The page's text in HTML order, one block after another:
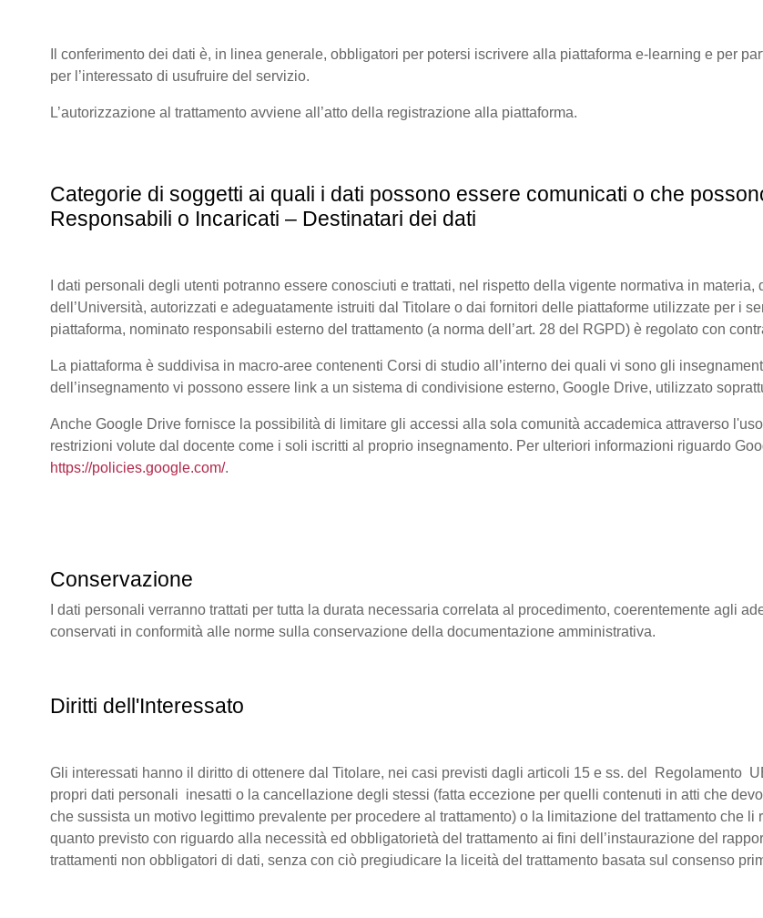
Il conferimento dei dati è, in linea generale, obbligatori per potersi iscrivere alla piattaforma e-learning e per
per l’interessato di usufruire del servizio.
L’autorizzazione al trattamento avviene all’atto della registrazione alla piattaforma.
Categorie di soggetti ai quali i dati possono essere comunicati o che
Responsabili o Incaricati – Destinatari dei dati
I dati personali degli utenti potranno essere conosciuti e trattati, nel rispetto della vigente normativa in
dell’Università, autorizzati e adeguatamente istruiti dal Titolare o dai fornitori delle piattaforme utilizzate per i
piattaforma, nominato responsabili esterno del trattamento (a norma dell’art. 28 del RGPD) è regolato con
La piattaforma è suddivisa in macro-aree contenenti Corsi di studio all’interno dei quali vi sono gli
dell’insegnamento vi possono essere link a un sistema di condivisione esterno, Google Drive, utilizzato
Anche Google Drive fornisce la possibilità di limitare gli accessi alla sola comunità accademica attraverso
restrizioni volute dal docente come i soli iscritti al proprio insegnamento. Per ulteriori informazioni riguardo
https://policies.google.com/.
Conservazione
I dati personali verranno trattati per tutta la durata necessaria correlata al procedimento, coerentemente agli
conservati in conformità alle norme sulla conservazione della documentazione amministrativa.
Diritti dell'Interessato
Gli interessati hanno il diritto di ottenere dal Titolare, nei casi previsti dagli articoli 15 e ss. del Regolamento
propri dati personali inesatti o la cancellazione degli stessi (fatta eccezione per quelli contenuti in atti che
che sussista un motivo legittimo prevalente per procedere al trattamento) o la limitazione del trattamento che
quanto previsto con riguardo alla necessità ed obbligatorietà del trattamento ai fini dell’instaurazione del
trattamenti non obbligatori di dati, senza con ciò pregiudicare la liceità del trattamento basata sul consenso